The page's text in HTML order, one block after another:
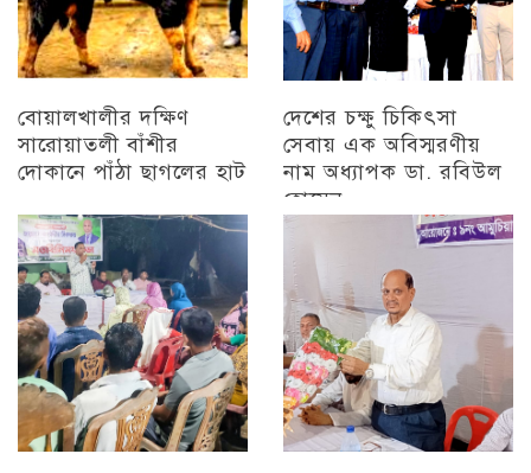
বোয়ালখালীর দক্ষিণ
সারোয়াতলী বাঁশীর
দোকানে পাঁঠা ছাগলের হাট
দেশের চক্ষু চিকিৎসা
সেবায় এক অবিস্মরণীয়
নাম অধ্যাপক ডা. রবিউল
হোসেন